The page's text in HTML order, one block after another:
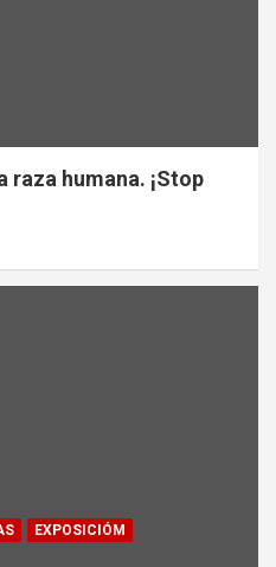
raza humana. ¡Stop
EXPOSICIÓM